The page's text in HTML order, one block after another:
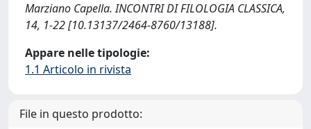
Marziano Capella. INCONTRI DI FILOLOGIA CLASSICA,
14, 1-22 [10.13137/2464-8760/13188].
Appare nelle tipologie:
1.1 Articolo in rivista
File in questo prodotto: